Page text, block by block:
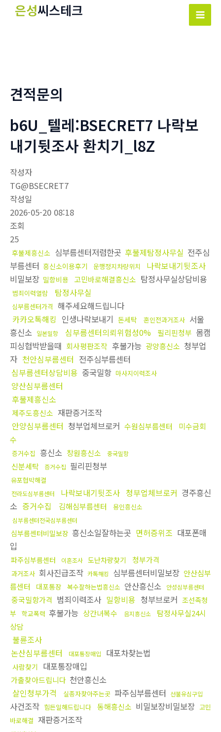
은성씨스테크
Main
견적문의
b6U_텔레:BSECRET7 나락보
내기뒷조사 환치기_l8Z
작성자
TG@BSECRET7
작성일
2026-05-20 08:18
조회
25
후불제흥신소 심부름센터저렴한곳 후불제탐정사무실 전주심
부름센터 흥신소이용후기 운행정지차량위치
나락보내기뒷조사
비밀보장 밀항비용 고민바로해결흥신소 탐정사무실상담비용
범죄이력열람 탐정사무실
심부름센터가격 해주세요해드립니다
카카오톡해킹 인생나락보내기 돈세탁 혼인전과거조사 서울
흥신소 일본밀항 심부름센터의뢰위험성0% 필리핀청부 몸캠
피싱협박받을때 회사평판조작 후불가능 광양흥신소 청부업
자 천안심부름센터 전주심부름센터
심부름센터상담비용 중국밀항 마사지이력조사
양산심부름센터
후불제흥신소
제주도흥신소 재판증거조작
안양심부름센터 청부업체브로커 수원심부름센터
미수금회
수
증거수집 흥신소 창원흥신소 중국밀항
신분세탁 증거수집 필리핀청부
유포협박해결
전라도심부름센터 나락보내기뒷조사 청부업체브로커 경주흥신
소 증거수집 김해심부름센터 용인흥신소
심부름센터전국심부름센터
심부름센터비밀보장 흥신소일잘하는곳 면허증위조 대포폰매
입
파주심부름센터 이혼조사 도난차량찾기 청부가격
과거조사 회사진급조작 카톡해킹 심부름센터비밀보장 안산심부
름센터
대포통장 복수잘하는법흥신소 안산흥신소 안성심부름센터
중국밀항가격 범죄이력조사 밀항비용 청부브로커 조선족청
부 학교폭력 후불가능 상간녀복수 음지흥신소
탐정사무실24시
상담
불륜조사
논산심부름센터
대포통장매입 대포차찾는법
사람찾기 대포통장매입
가출찾아드립니다 천안흥신소
살인청부가격
실종자찾아주는곳 파주심부름센터 선불유심구입
사건조작 힘든일해드립니다 동해흥신소 비밀보장비밀보장 고민
바로해결 재판증거조작